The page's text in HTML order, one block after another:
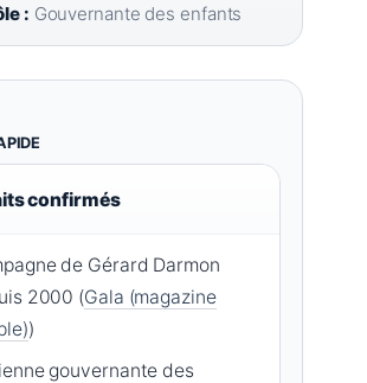
: Gouvernante des enfants
confirmés
de Gérard Darmon
2000 (Gala (magazine
)
gouvernante des